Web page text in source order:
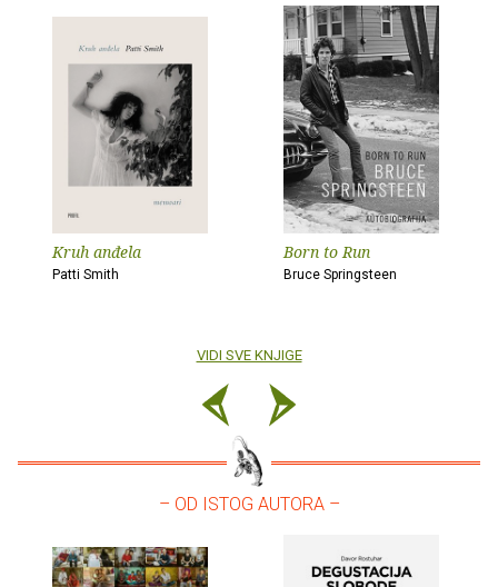
Kruh anđela
Patti Smith
Born to Run
Bruce Springsteen
VIDI SVE KNJIGE
– OD ISTOG AUTORA –